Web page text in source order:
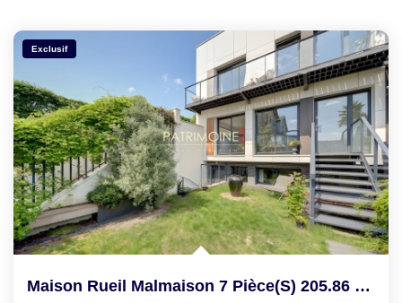
EN
Exclusif
Maison Rueil Malmaison 7 Pièce(s) 205.86 M2